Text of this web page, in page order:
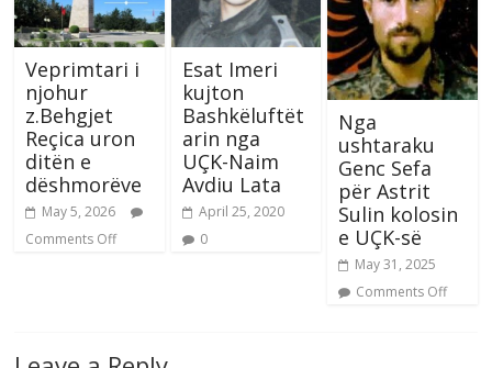
Veprimtari i
njohur
z.Behgjet
Reçica uron
ditën e
dëshmorëve
May 5, 2026
Comments Off
Esat Imeri
kujton
Bashkëluftët
arin nga
UÇK-Naim
Avdiu Lata
April 25, 2020
0
Nga
ushtaraku
Genc Sefa
për Astrit
Sulin kolosin
e UÇK-së
May 31, 2025
Comments Off